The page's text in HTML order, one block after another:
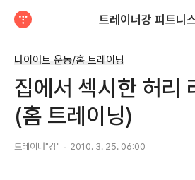
트레이너강 피트니
다이어트 운동/홈 트레이닝
집에서 섹시한 허리
(홈 트레이닝)
트레이너"강" 2010. 3. 25. 06:00